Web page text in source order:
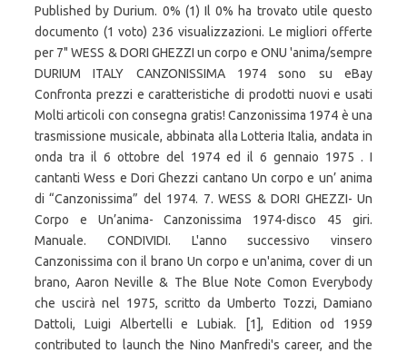
Published by Durium. 0% (1) Il 0% ha trovato utile questo
documento (1 voto) 236 visualizzazioni. Le migliori offerte
per 7" WESS & DORI GHEZZI un corpo e ONU 'anima/sempre
DURIUM ITALY CANZONISSIMA 1974 sono su eBay
Confronta prezzi e caratteristiche di prodotti nuovi e usati
Molti articoli con consegna gratis! Canzonissima 1974 è una
trasmissione musicale, abbinata alla Lotteria Italia, andata in
onda tra il 6 ottobre del 1974 ed il 6 gennaio 1975 . I
cantanti Wess e Dori Ghezzi cantano Un corpo e un’ anima
di “Canzonissima” del 1974. 7. WESS & DORI GHEZZI- Un
Corpo e Un’anima- Canzonissima 1974-disco 45 giri.
Manuale. CONDIVIDI. L'anno successivo vinsero
Canzonissima con il brano Un corpo e un'anima, cover di un
brano, Aaron Neville & The Blue Note Comon Everybody
che uscirà nel 1975, scritto da Umberto Tozzi, Damiano
Dattoli, Luigi Albertelli e Lubiak. [1], Edition od 1959
contributed to launch the Nino Manfredi's career, and the